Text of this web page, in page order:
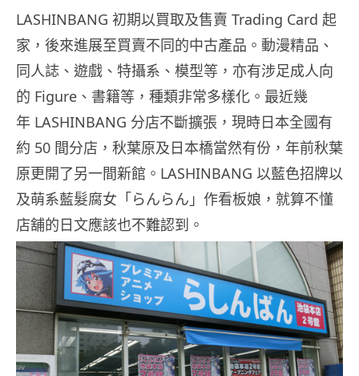
LASHINBANG 初期以買取及售賣 Trading Card 起
家，後來進展至買賣不同的中古產品。動漫精品、
同人誌、遊戲、特攝系、模型等，亦有涉足成人向
的 Figure、書籍等，種類非常多樣化。最近幾
年 LASHINBANG 分店不斷擴張，現時日本全國有
約 50 間分店，秋葉原及日本橋當然有份，年前秋葉
原更開了另一間新館。LASHINBANG 以藍色招牌以
及萌系藍髮腐女「らんらん」作看板娘，就算不懂
店舖的日文應該也不難認到。